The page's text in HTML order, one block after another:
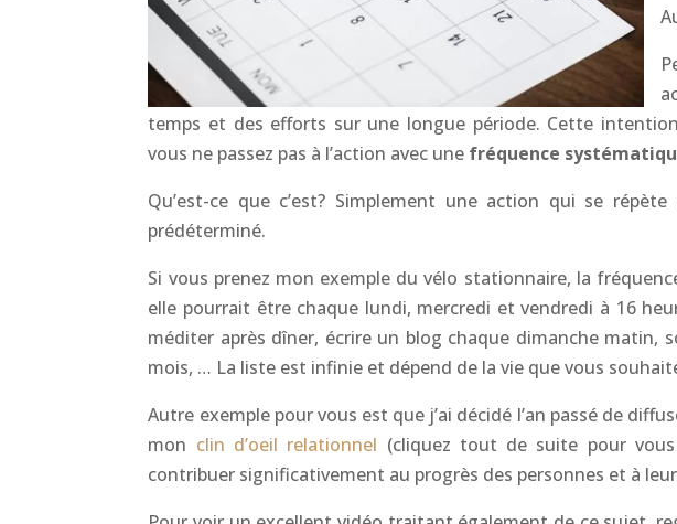
temps et des efforts sur une longue période. Cette
vous ne passez pas à l’action avec une fréquence
Qu’est-ce que c’est? Simplement une action qui se
prédéterminé.
Si vous prenez mon exemple du vélo stationnaire, la
elle pourrait être chaque lundi, mercredi et vendredi à 16
méditer après dîner, écrire un blog chaque dimanche matin,
mois, … La liste est infinie et dépend de la vie que vous
Autre exemple pour vous est que j’ai décidé l’an passé de
mon clin d’oeil relationnel (cliquez tout de suite pour
contribuer significativement au progrès des personnes et à